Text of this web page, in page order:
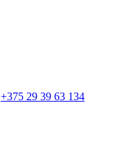
+375 29 39 63 134